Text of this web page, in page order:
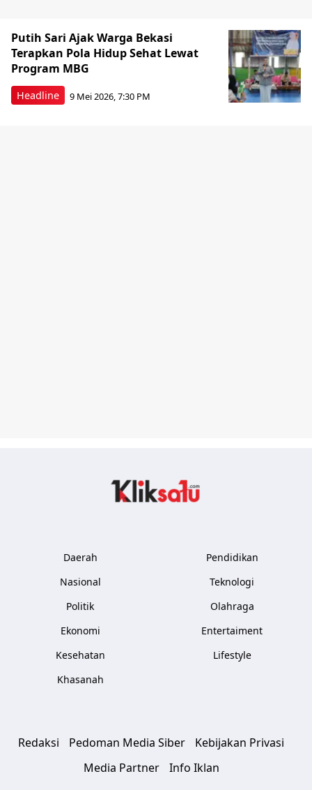
Headline
Putih Sari Ajak Warga Bekasi
Terapkan Pola Hidup Sehat Lewat
Program MBG
9 Mei 2026, 7:30 PM
Daerah
Nasional
Politik
Ekonomi
Kesehatan
Khasanah
Pendidikan
Teknologi
Olahraga
Entertaiment
Lifestyle
Redaksi Pedoman Media Siber
Kebijakan Privasi
Media Partner
Info Iklan